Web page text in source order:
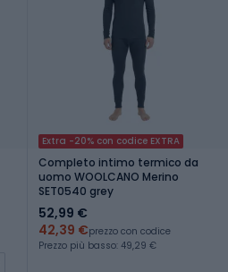
Extra -20% con codice EXTRA
Completo intimo termico da
uomo WOOLCANO Merino
SET0540 grey
52,99 €
42,39 €prezzo con codice
Prezzo più basso: 49,29 €